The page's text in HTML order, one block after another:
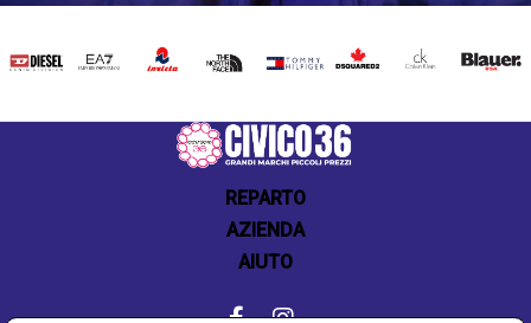
DIESEL EA7 INVICTATHE
TOMMY
DSQUARED2
CALVIN BLAUER
REPARTO
AZIENDA
AIUTO